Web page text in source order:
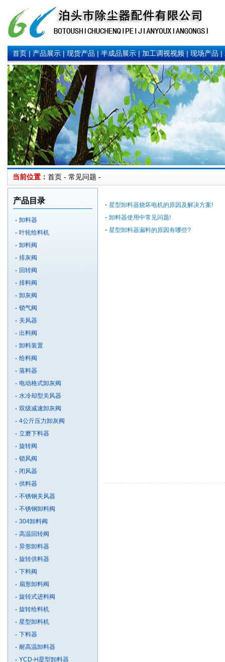
首页|产品展示|现货产品|半成品展示|加工调视视频|现场产品|
当前位置： 首页 - 常见问题 -
产品目录
卸料器
叶轮给料机
卸料阀
排灰阀
回转阀
排料阀
卸灰阀
锁气阀
关风器
出料阀
卸料装置
给料阀
落料器
电动格式卸灰阀
水冷却型关风器
双级减速卸灰阀
4公斤压力卸灰阀
立磨下料器
旋转阀
锁风阀
闭风器
供料器
不锈钢关风器
不锈钢卸料阀
304卸料阀
高温回转阀
异形卸料器
旋转供料器
下料阀
扇形卸料阀
旋转式进料阀
旋转给料机
星型卸料机
下料器
耐高温卸料器
YCD-H星型卸料器
星型卸料器烧坏电机的原因及解决方案!
卸料器使用中常见问题!
星型卸料器漏料的原因有哪些?